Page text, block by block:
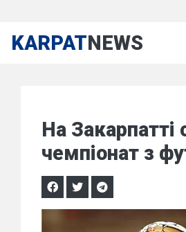
KARPATNEWS
На Закарпатті
чемпіонат з